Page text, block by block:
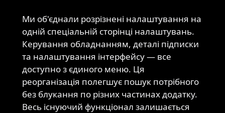
Ми об'єднали розрізнені налаштування на
одній спеціальній сторінці налаштувань.
Керування обладнанням, деталі підписки
та налаштування інтерфейсу — все
доступно з єдиного меню. Ця
реорганізація полегшує пошук потрібного
без блукання по різних частинах додатку.
Весь існуючий функціонал залишається